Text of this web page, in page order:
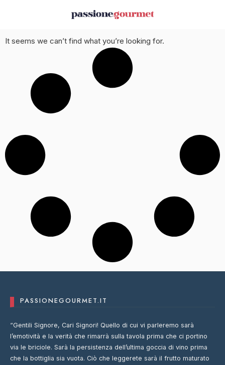
It seems we can’t find what you’re looking for.
PASSIONEGOURMET.IT
“Gentili Signore, Cari Signori! Quello di cui vi parleremo sarà
l’emotività e la verità che rimarrà sulla tavola prima che ci portino
via le briciole. Sarà la persistenza dell’ultima goccia di vino prima
che la bottiglia sia vuota. Ciò che leggerete sarà il frutto maturato